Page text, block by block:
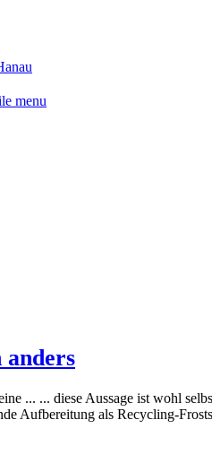
menu
... ... diese Aussage ist wohl
Aufbereitung als Recycling-